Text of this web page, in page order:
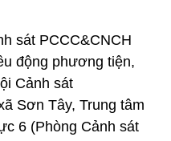
sát PCCC&CNCH
động phương tiện,
Cảnh sát
Sơn Tây, Trung tâm
6 (Phòng Cảnh sát